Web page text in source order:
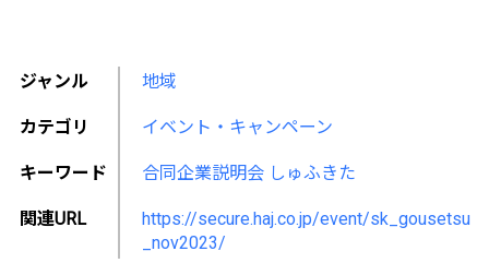
ジャンル 地域
カテゴリ イベント・キャンペーン
キーワード 合同企業説明会 しゅふきた
関連URL
https://secure.haj.co.jp/event/sk_gousetsu
_nov2023/